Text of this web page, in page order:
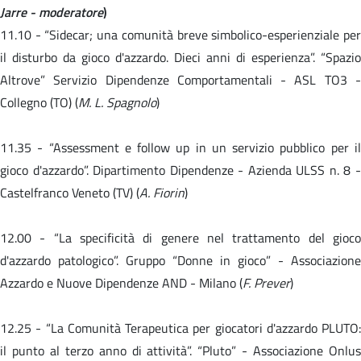
Jarre - moderatore)
11.10 - “Sidecar; una comunità breve simbolico-esperienziale per
il disturbo da gioco d'azzardo. Dieci anni di esperienza”. “Spazio
Altrove” Servizio Dipendenze Comportamentali - ASL TO3 -
Collegno (TO) (M. L. Spagnolo)
11.35 - “Assessment e follow up in un servizio pubblico per il
gioco d'azzardo”. Dipartimento Dipendenze - Azienda ULSS n. 8 -
Castelfranco Veneto (TV) (A. Fiorin)
12.00 - “La specificità di genere nel trattamento del gioco
d'azzardo patologico”. Gruppo “Donne in gioco” - Associazione
Azzardo e Nuove Dipendenze AND - Milano (F. Prever)
12.25 - “La Comunità Terapeutica per giocatori d'azzardo PLUTO:
il punto al terzo anno di attività”. “Pluto” - Associazione Onlus